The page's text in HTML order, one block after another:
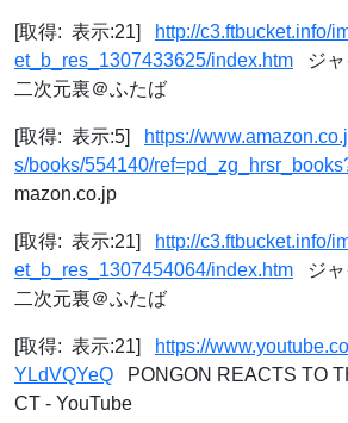
[取得: 表示:21]
http://c3.ftbucket.info/
et_b_res_1307433625/index.htm ジャ
二次元裏＠ふたば
[取得: 表示:5]
https://
s/books/554140/
mazon.co.jp
[取得: 表示:21]
http://c3.ftbucket.info/
et_b_res_1307454064/index.htm ジャ
二次元裏＠ふたば
[取得: 表示:21]
https://
YLdVQYeQ PONGON REACTS TO
CT - YouTube